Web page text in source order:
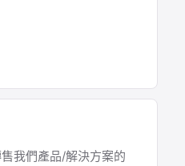
我們產品/解決方案的